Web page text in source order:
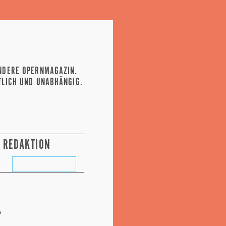
OPERNMAGAZIN.
UND UNABHÄNGIG.
REDAKTION